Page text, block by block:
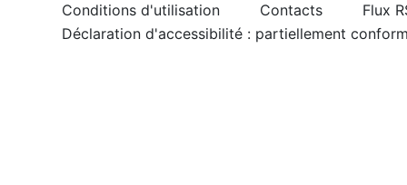
Conditions d'utilisation Contacts
Flux
Déclaration d'accessibilité : partiellement